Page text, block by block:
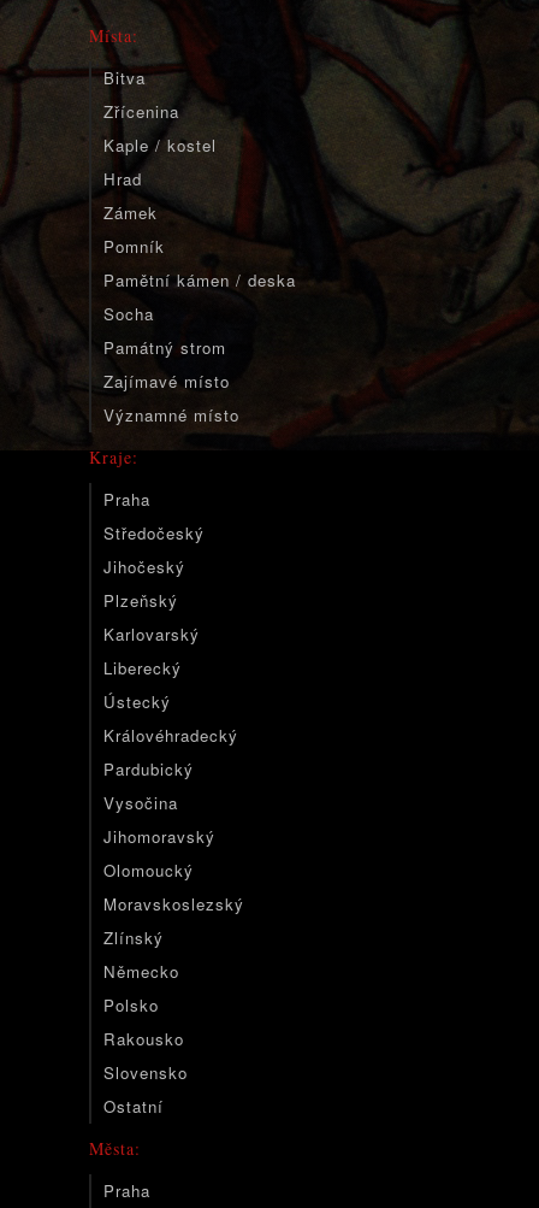
Místa:
Bitva
Zřícenina
Kaple / kostel
Hrad
Zámek
Pomník
Pamětní kámen / deska
Socha
Památný strom
Zajímavé místo
Významné místo
Kraje:
Praha
Středočeský
Jihočeský
Plzeňský
Karlovarský
Liberecký
Ústecký
Královéhradecký
Pardubický
Vysočina
Jihomoravský
Olomoucký
Moravskoslezský
Zlínský
Německo
Polsko
Rakousko
Slovensko
Ostatní
Města:
Praha